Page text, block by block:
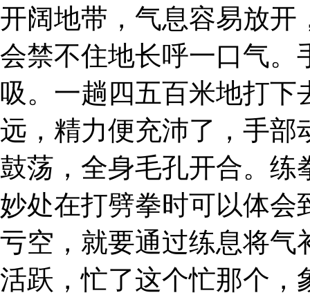
开阔地带，气息容易放开
会禁不住地长呼一口气。
吸。一趟四五百米地打下
远，精力便充沛了，手部
鼓荡，全身毛孔开合。练
妙处在打劈拳时可以体会
亏空，就要通过练息将气
活跃，忙了这个忙那个，